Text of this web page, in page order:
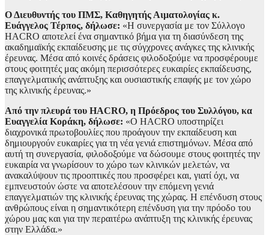
Ο Διευθυντής του ΠΜΣ, Καθηγητής Αιματολογίας κ.
Ευάγγελος Τέρπος, δήλωσε: «Η συνεργασία με τον Σύλλογο
HACRO αποτελεί ένα σημαντικό βήμα για τη διασύνδεση της
ακαδημαϊκής εκπαίδευσης με τις σύγχρονες ανάγκες της κλινικής
έρευνας. Μέσα από κοινές δράσεις φιλοδοξούμε να προσφέρουμε
στους φοιτητές μας ακόμη περισσότερες ευκαιρίες εκπαίδευσης,
επαγγελματικής ανάπτυξης και ουσιαστικής επαφής με τον χώρο
της κλινικής έρευνας.»
Από την πλευρά του HACRO, η Πρόεδρος του Συλλόγου, κα
Ευαγγελία Κοράκη, δήλωσε: «Ο HACRO υποστηρίζει
διαχρονικά πρωτοβουλίες που προάγουν την εκπαίδευση και
δημιουργούν ευκαιρίες για τη νέα γενιά επιστημόνων. Μέσα από
αυτή τη συνεργασία, φιλοδοξούμε να δώσουμε στους φοιτητές την
ευκαιρία να γνωρίσουν το χώρο των κλινικών μελετών, να
ανακαλύψουν τις προοπτικές που προσφέρει και, γιατί όχι, να
εμπνευστούν ώστε να αποτελέσουν την επόμενη γενιά
επαγγελματιών της κλινικής έρευνας της χώρας. Η επένδυση στους
ανθρώπους είναι η σημαντικότερη επένδυση για την πρόοδο του
χώρου μας και για την περαιτέρω ανάπτυξη της κλινικής έρευνας
στην Ελλάδα.»